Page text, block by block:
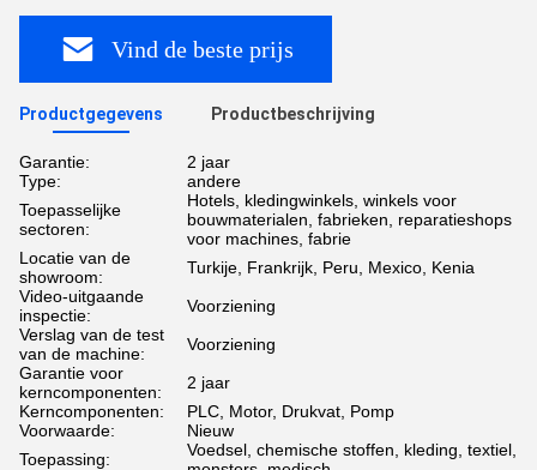
Vind de beste prijs
Productgegevens Productbeschrijving
Garantie:
2 jaar
Type:
andere
Toepasselijke
sectoren:
Hotels, kledingwinkels, winkels voor
bouwmaterialen, fabrieken, reparatieshops
voor machines, fabrie
Locatie van de
showroom:
Turkije, Frankrijk, Peru, Mexico, Kenia
Video-uitgaande
inspectie:
Voorziening
Verslag van de test
van de machine:
Voorziening
Garantie voor
kerncomponenten:
2 jaar
Kerncomponenten:
PLC, Motor, Drukvat, Pomp
Voorwaarde:
Nieuw
Toepassing:
Voedsel, chemische stoffen, kleding, textiel,